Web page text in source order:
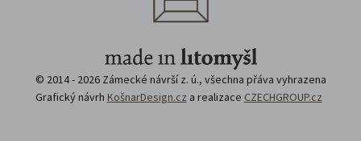
© 2014 - 2026 Zámecké návrší z. ú., všechna přáva vyhrazena
Grafický návrh KošnarDesign.cz a realizace CZECHGROUP.cz